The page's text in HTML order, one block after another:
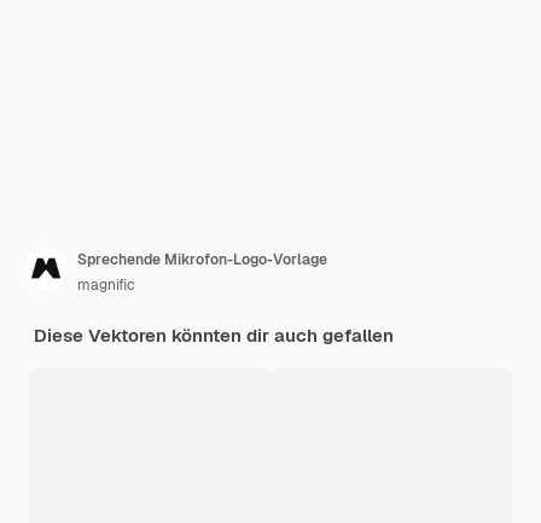
Sprechende Mikrofon-Logo-Vorlage
magnific
Diese Vektoren könnten dir auch gefallen